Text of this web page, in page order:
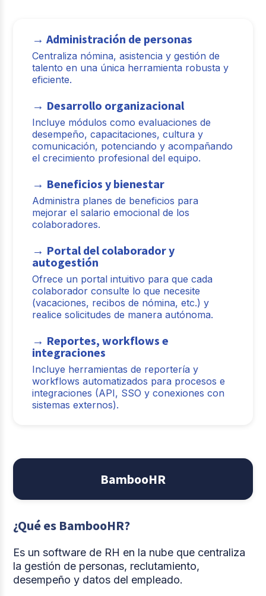
→ Administración de personas
Centraliza nómina, asistencia y gestión de
talento en una única herramienta robusta y
eficiente.
→ Desarrollo organizacional
Incluye módulos como evaluaciones de
desempeño, capacitaciones, cultura y
comunicación, potenciando y acompañando
el crecimiento profesional del equipo.
→ Beneficios y bienestar
Administra planes de beneficios para
mejorar el salario emocional de los
colaboradores.
→ Portal del colaborador y
autogestión
Ofrece un portal intuitivo para que cada
colaborador consulte lo que necesite
(vacaciones, recibos de nómina, etc.) y
realice solicitudes de manera autónoma.
→ Reportes, workflows e
integraciones
Incluye herramientas de reportería y
workflows automatizados para procesos e
integraciones (API, SSO y conexiones con
sistemas externos).
BambooHR
¿Qué es BambooHR?
Es un software de RH en la nube que centraliza
la gestión de personas, reclutamiento,
desempeño y datos del empleado.